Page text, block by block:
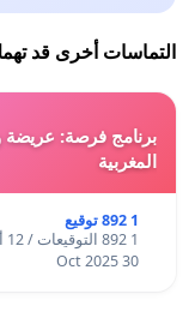
التماسات أخرى قد
برنامج فرصة: عريضة
المغربية
1 892 توقيع
1 892 التوقيعات / 12 أشهر
30 Oct 2025